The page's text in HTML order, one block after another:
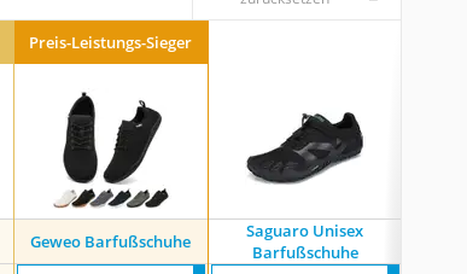
Preis-Leistungs-Sieger
Geweo Barfußschuhe
Saguaro Unisex
Barfußschuhe